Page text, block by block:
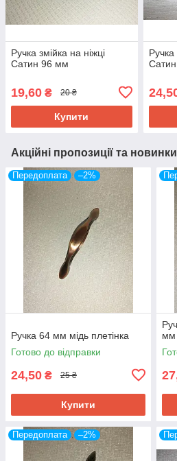
Ручка змійка на ніжці
Сатин 96 мм
19,60 ₴ 20 ₴
Купити
Акційні пропозиції та новинки
Передоплата –2%
Ручка 64 мм мідь плетінка
Готово до відправки
24,50 ₴ 25 ₴
Купити
мм
Передоплата –2%